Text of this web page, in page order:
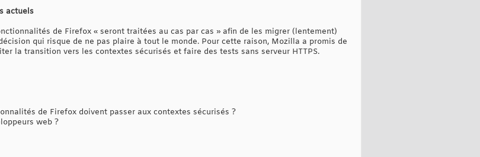
actuels
de Firefox « seront traitées au cas par cas » afin de les migrer (lentement)
qui risque de ne pas plaire à tout le monde. Pour cette raison, Mozilla a promis de
la transition vers les contextes sécurisés et faire des tests sans serveur HTTPS.
de Firefox doivent passer aux contextes sécurisés ?
web ?